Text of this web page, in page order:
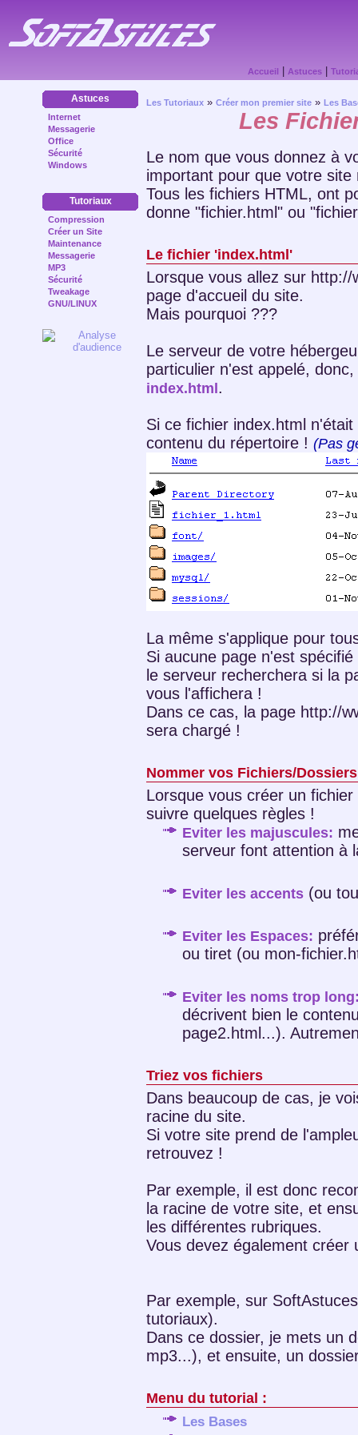
Accueil Astuces|
Astuces
Internet
Messagerie
Office
Sécurité
Windows
Tutoriaux
Compression
Créer un Site
Maintenance
Messagerie
MP3
Sécurité
Tweakage
GNU/LINUX
Les Tutoriaux »Créer mon premier site »Les
Les
Le nom que vous donnez à
important pour que votre
Tous les fichiers HTML, ont
donne "fichier.html" ou
Le fichier 'index.html'
Lorsque vous allez sur
page d'accueil du site.
Mais pourquoi ???
Le serveur de votre
particulier n'est appelé,
index.html.
Si ce fichier index.html
contenu du répertoire !(Pas
La même s'applique pour
Si aucune page n'est spécifié
le serveur recherchera si la
vous l'affichera !
Dans ce cas, la page http://
sera chargé !
Nommer vos Fichiers/Dossiers
Lorsque vous créer un
suivre quelques règles !
Eviter les majuscules:
serveur font attention à
Eviter les accents (ou
Eviter les Espaces:
ou tiret (ou mon-
Eviter les noms trop
décrivent bien le
page2.html...).
Triez vos fichiers
Dans beaucoup de cas, je
racine du site.
Si votre site prend de
retrouvez !
Par exemple, il est donc
la racine de votre site, et
les différentes rubriques.
Vous devez également
Par exemple, sur
tutoriaux).
Dans ce dossier, je mets un
mp3...), et ensuite, un
Menu du tutorial :
Les Bases